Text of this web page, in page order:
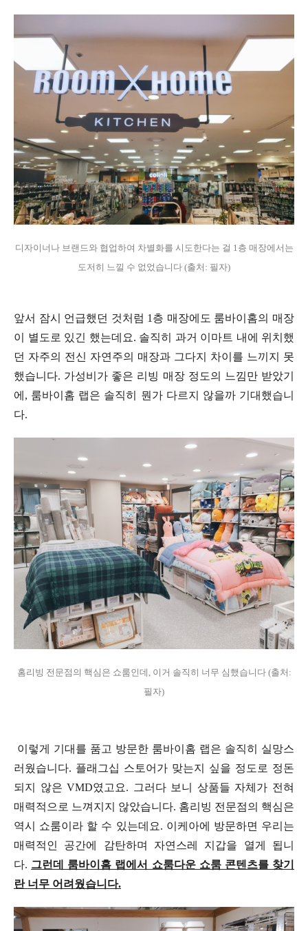
디자이너나 브랜드와 협업하여 차별화를 시도한다는 걸 1층 매장에서는
도저히 느낄 수 없었습니다 (출처: 필자)
앞서 잠시 언급했던 것처럼 1층 매장에도 룸바이홈의 매장
이 별도로 있긴 했는데요. 솔직히 과거 이마트 내에 위치했
던 자주의 전신 자연주의 매장과 그다지 차이를 느끼지 못
했습니다. 가성비가 좋은 리빙 매장 정도의 느낌만 받았기
에, 룸바이홈 랩은 솔직히 뭔가 다르지 않을까 기대했습니
다.
홈리빙 전문점의 핵심은 쇼룸인데, 이거 솔직히 너무 심했습니다 (출처:
필자)
이렇게 기대를 품고 방문한 룸바이홈 랩은 솔직히 실망스
러웠습니다. 플래그십 스토어가 맞는지 싶을 정도로 정돈
되지 않은 VMD였고요. 그러다 보니 상품들 자체가 전혀
매력적으로 느껴지지 않았습니다. 홈리빙 전문점의 핵심은
역시 쇼룸이라 할 수 있는데요. 이케아에 방문하면 우리는
매력적인 공간에 감탄하며 자연스레 지갑을 열게 됩니
다. 그런데 룸바이홈 랩에서 쇼룸다운 쇼룸 콘텐츠를 찾기
란 너무 어려웠습니다.